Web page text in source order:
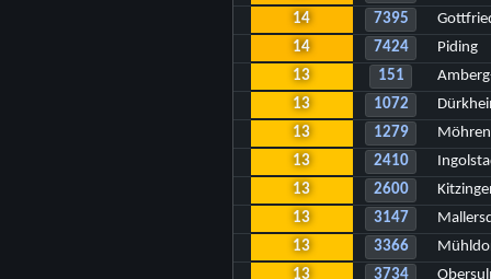
14
7395
14
7424
Piding
13
151
13
1072
13
1279
13
2410
13
2600
13
3147
13
3366
13
3734